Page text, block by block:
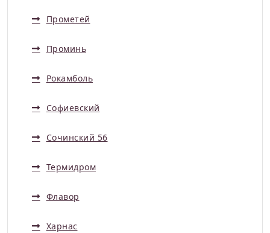
Прометей
Проминь
Рокамболь
Софиевский
Сочинский 56
Термидром
Флавор
Харнас